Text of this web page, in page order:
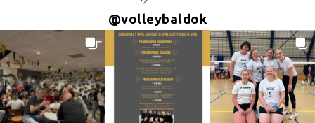
@volleybaldok